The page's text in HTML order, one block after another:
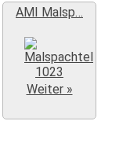
AMI Malsp…
Weiter »